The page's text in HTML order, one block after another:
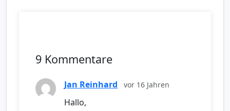
9 Kommentare
Jan Reinhard vor 16 Jahren
Hallo,